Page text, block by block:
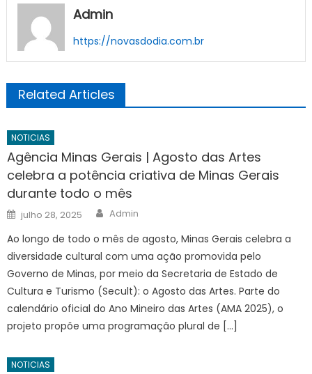
Admin
https://novasdodia.com.br
Related Articles
NOTICIAS
Agência Minas Gerais | Agosto das Artes
celebra a potência criativa de Minas Gerais
durante todo o mês
Posted
on
julho 28, 2025 Author
Admin
Ao longo de todo o mês de agosto, Minas Gerais celebra a
diversidade cultural com uma ação promovida pelo
Governo de Minas, por meio da Secretaria de Estado de
Cultura e Turismo (Secult): o Agosto das Artes. Parte do
calendário oficial do Ano Mineiro das Artes (AMA 2025), o
projeto propõe uma programação plural de […]
NOTICIAS